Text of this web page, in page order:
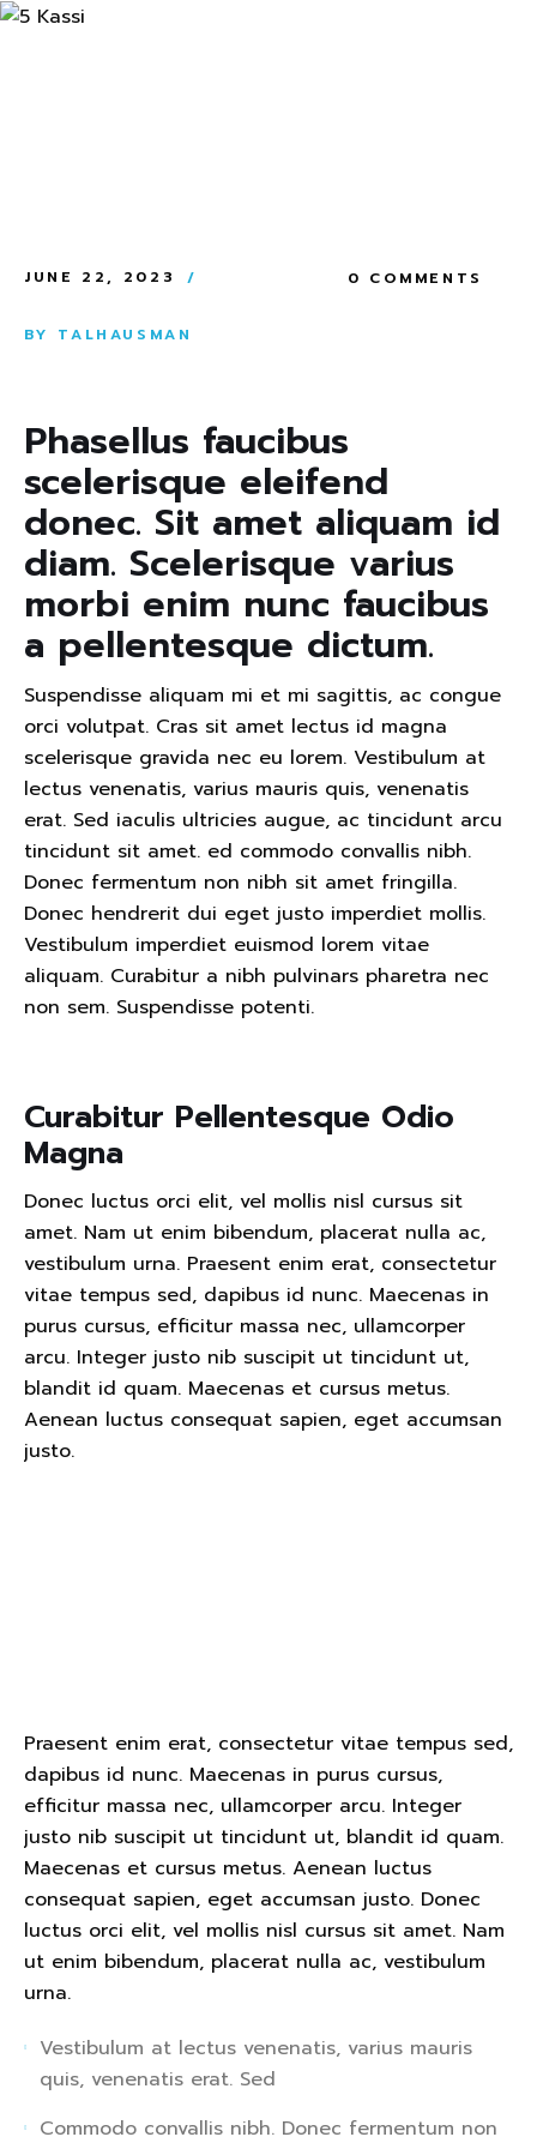
JUNE 22, 2023 0 COMMENTS
BY TALHAUSMAN
Phasellus faucibus
scelerisque eleifend
donec. Sit amet aliquam id
diam. Scelerisque varius
morbi enim nunc faucibus
a pellentesque dictum.
Suspendisse aliquam mi et mi sagittis, ac congue
orci volutpat. Cras sit amet lectus id magna
scelerisque gravida nec eu lorem. Vestibulum at
lectus venenatis, varius mauris quis, venenatis
erat. Sed iaculis ultricies augue, ac tincidunt arcu
tincidunt sit amet. ed commodo convallis nibh.
Donec fermentum non nibh sit amet fringilla.
Donec hendrerit dui eget justo imperdiet mollis.
Vestibulum imperdiet euismod lorem vitae
aliquam. Curabitur a nibh pulvinars pharetra nec
non sem. Suspendisse potenti.
Curabitur Pellentesque Odio
Magna
Donec luctus orci elit, vel mollis nisl cursus sit
amet. Nam ut enim bibendum, placerat nulla ac,
vestibulum urna. Praesent enim erat, consectetur
vitae tempus sed, dapibus id nunc. Maecenas in
purus cursus, efficitur massa nec, ullamcorper
arcu. Integer justo nib suscipit ut tincidunt ut,
blandit id quam. Maecenas et cursus metus.
Aenean luctus consequat sapien, eget accumsan
justo.
Praesent enim erat, consectetur vitae tempus sed,
dapibus id nunc. Maecenas in purus cursus,
efficitur massa nec, ullamcorper arcu. Integer
justo nib suscipit ut tincidunt ut, blandit id quam.
Maecenas et cursus metus. Aenean luctus
consequat sapien, eget accumsan justo. Donec
luctus orci elit, vel mollis nisl cursus sit amet. Nam
ut enim bibendum, placerat nulla ac, vestibulum
urna.
Vestibulum at lectus venenatis, varius mauris
quis, venenatis erat. Sed
Commodo convallis nibh. Donec fermentum non